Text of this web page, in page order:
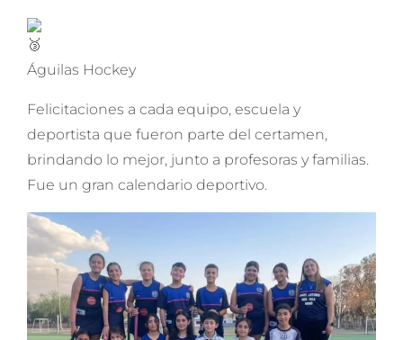
Águilas Hockey
Felicitaciones a cada equipo, escuela y
deportista que fueron parte del certamen,
brindando lo mejor, junto a profesoras y familias.
Fue un gran calendario deportivo.